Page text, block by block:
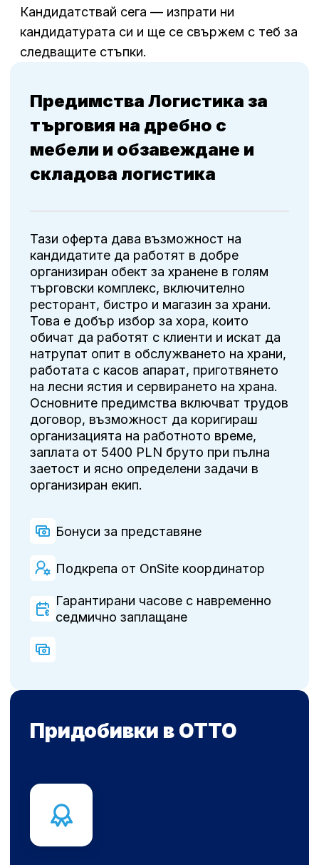
Кандидатствай сега — изпрати ни
кандидатурата си и ще се свържем с теб за
следващите стъпки.
Предимства Логистика за
търговия на дребно с
мебели и обзавеждане и
складова логистика
Тази оферта дава възможност на
кандидатите да работят в добре
организиран обект за хранене в голям
търговски комплекс, включително
ресторант, бистро и магазин за храни.
Това е добър избор за хора, които
обичат да работят с клиенти и искат да
натрупат опит в обслужването на храни,
работата с касов апарат, приготвянето
на лесни ястия и сервирането на храна.
Основните предимства включват трудов
договор, възможност да коригираш
организацията на работното време,
заплата от 5400 PLN бруто при пълна
заетост и ясно определени задачи в
организиран екип.
Бонуси за представяне
Подкрепа от OnSite координатор
Гарантирани часове с навременно
седмично заплащане
Придобивки в OTTO